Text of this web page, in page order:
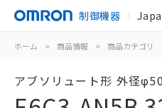
制御機器
ホーム > 商品情報 > 商品カテゴリ
アブソリュート形 外径